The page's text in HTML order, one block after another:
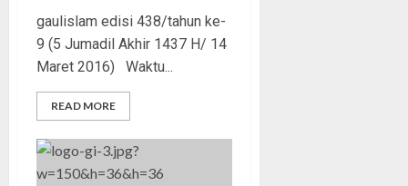
gaulislam edisi 438/tahun ke-
9 (5 Jumadil Akhir 1437 H/ 14
Maret 2016) Waktu...
READ MORE